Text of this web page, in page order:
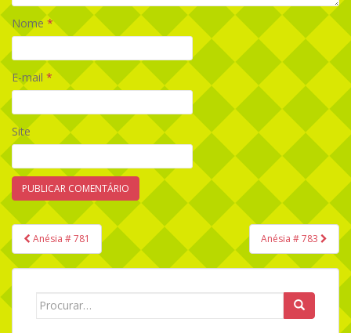
Nome *
E-mail *
Site
Navegação de Post
Anésia # 781 Anésia # 783
Search for: